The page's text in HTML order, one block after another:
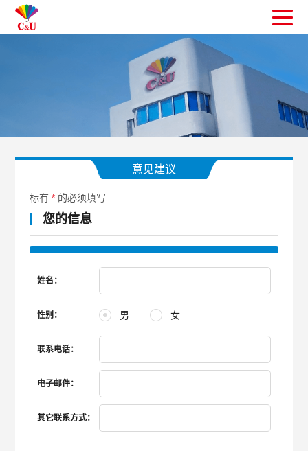
意见建议
标有 *的必须填写
您的信息
姓名：
性别： 男 女
联系电话：
电子邮件：
其它联系方式：